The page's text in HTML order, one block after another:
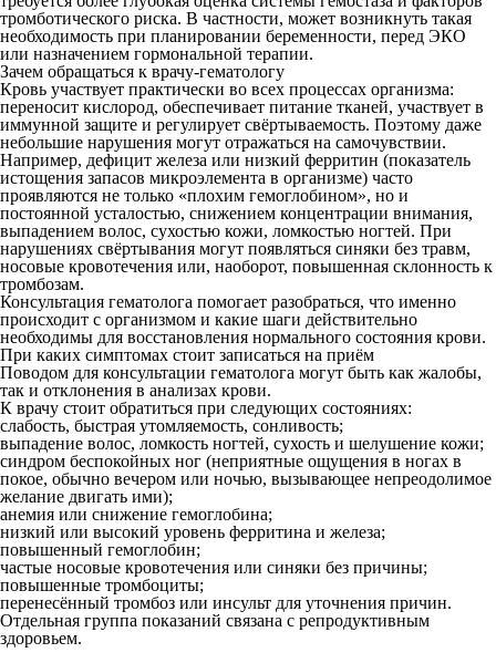
тромботического риска. В частности, может возникнуть такая
необходимость при планировании беременности, перед ЭКО
или назначением гормональной терапии.
Зачем обращаться к врачу-гематологу
Кровь участвует практически во всех процессах организма:
переносит кислород, обеспечивает питание тканей, участвует в
иммунной защите и регулирует свёртываемость. Поэтому даже
небольшие нарушения могут отражаться на самочувствии.
Например, дефицит железа или низкий ферритин (показатель
истощения запасов микроэлемента в организме) часто
проявляются не только «плохим гемоглобином», но и
постоянной усталостью, снижением концентрации внимания,
выпадением волос, сухостью кожи, ломкостью ногтей. При
нарушениях свёртывания могут появляться синяки без травм,
носовые кровотечения или, наоборот, повышенная склонность к
тромбозам.
Консультация гематолога помогает разобраться, что именно
происходит с организмом и какие шаги действительно
необходимы для восстановления нормального состояния крови.
При каких симптомах стоит записаться на приём
Поводом для консультации гематолога могут быть как жалобы,
так и отклонения в анализах крови.
К врачу стоит обратиться при следующих состояниях:
слабость, быстрая утомляемость, сонливость;
выпадение волос, ломкость ногтей, сухость и шелушение кожи;
синдром беспокойных ног (неприятные ощущения в ногах в
покое, обычно вечером или ночью, вызывающее непреодолимое
желание двигать ими);
анемия или снижение гемоглобина;
низкий или высокий уровень ферритина и железа;
повышенный гемоглобин;
частые носовые кровотечения или синяки без причины;
повышенные тромбоциты;
перенесённый тромбоз или инсульт для уточнения причин.
Отдельная группа показаний связана с репродуктивным
здоровьем.